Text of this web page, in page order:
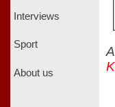
Interviews
Sport
About us